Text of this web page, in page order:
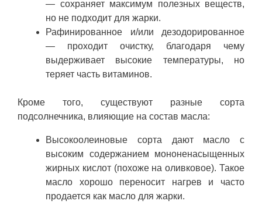
— сохраняет максимум полезных веществ,
но не подходит для жарки.
Рафинированное и/или дезодорированное
— проходит очистку, благодаря чему
выдерживает высокие температуры, но
теряет часть витаминов.
Кроме того, существуют разные сорта
подсолнечника, влияющие на состав масла:
Высокоолеиновые сорта дают масло с
высоким содержанием мононенасыщенных
жирных кислот (похоже на оливковое). Такое
масло хорошо переносит нагрев и часто
продается как масло для жарки.